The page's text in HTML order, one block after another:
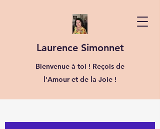
Laurence Simonnet
Bienvenue à toi ! Reçois de
l'Amour et de la Joie !